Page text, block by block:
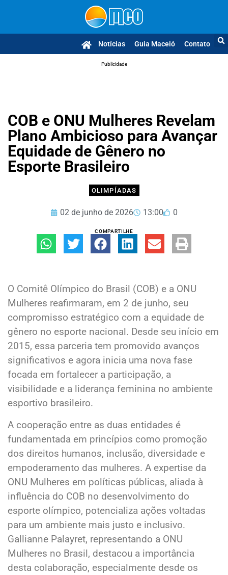
Notícias Guia Maceió Contato
Publicidade
COB e ONU Mulheres Revelam
Plano Ambicioso para Avançar
Equidade de Gênero no
Esporte Brasileiro
OLIMPÍADAS
02 de junho de 2026 13:00 0
COMPARTILHE
O Comitê Olímpico do Brasil (COB) e a ONU
Mulheres reafirmaram, em 2 de junho, seu
compromisso estratégico com a equidade de
gênero no esporte nacional. Desde seu início em
2015, essa parceria tem promovido avanços
significativos e agora inicia uma nova fase
focada em fortalecer a participação, a
visibilidade e a liderança feminina no ambiente
esportivo brasileiro.
A cooperação entre as duas entidades é
fundamentada em princípios como promoção
dos direitos humanos, inclusão, diversidade e
empoderamento das mulheres. A expertise da
ONU Mulheres em políticas públicas, aliada à
influência do COB no desenvolvimento do
esporte olímpico, potencializa ações voltadas
para um ambiente mais justo e inclusivo.
Gallianne Palayret, representando a ONU
Mulheres no Brasil, destacou a importância
desta colaboração, especialmente desde os